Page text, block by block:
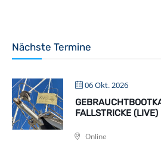
Nächste Termine
06 Okt. 2026
FALLSTRICKE (LIVE)
Online